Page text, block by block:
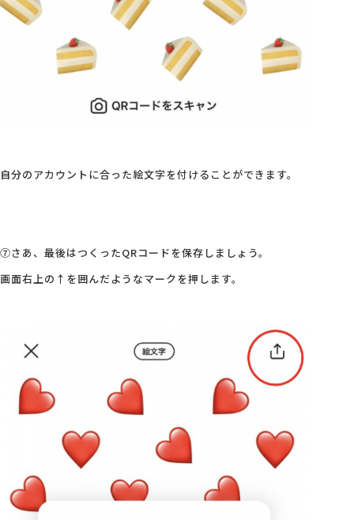
自分のアカウントに合った絵文字を付けることができます。
⑦さあ、最後はつくったQRコードを保存しましょう。
画面右上の↑を囲んだようなマークを押します。